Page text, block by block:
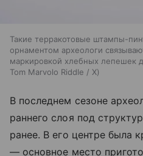
Такие терракотовые штампы-
орнаментом археологи
маркировкой хлебных лепешек
Tom Marvolo Riddle / X
В последнем сезоне
раннего слоя под
ранее. В его центре была
— основное место